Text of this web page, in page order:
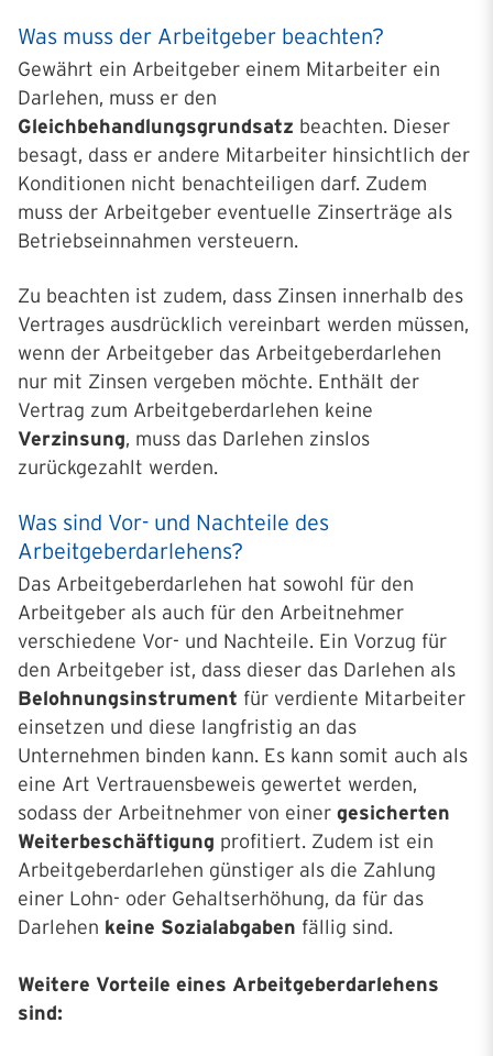
Was muss der Arbeitgeber beachten?
Gewährt ein Arbeitgeber einem Mitarbeiter ein
Darlehen, muss er den
Gleichbehandlungsgrundsatz beachten. Dieser
besagt, dass er andere Mitarbeiter hinsichtlich der
Konditionen nicht benachteiligen darf. Zudem
muss der Arbeitgeber eventuelle Zinserträge als
Betriebseinnahmen versteuern.
Zu beachten ist zudem, dass Zinsen innerhalb des
Vertrages ausdrücklich vereinbart werden müssen,
wenn der Arbeitgeber das Arbeitgeberdarlehen
nur mit Zinsen vergeben möchte. Enthält der
Vertrag zum Arbeitgeberdarlehen keine
Verzinsung, muss das Darlehen zinslos
zurückgezahlt werden.
Was sind Vor- und Nachteile des
Arbeitgeberdarlehens?
Das Arbeitgeberdarlehen hat sowohl für den
Arbeitgeber als auch für den Arbeitnehmer
verschiedene Vor- und Nachteile. Ein Vorzug für
den Arbeitgeber ist, dass dieser das Darlehen als
Belohnungsinstrument für verdiente Mitarbeiter
einsetzen und diese langfristig an das
Unternehmen binden kann. Es kann somit auch als
eine Art Vertrauensbeweis gewertet werden,
sodass der Arbeitnehmer von einer gesicherten
Weiterbeschäftigung profitiert. Zudem ist ein
Arbeitgeberdarlehen günstiger als die Zahlung
einer Lohn- oder Gehaltserhöhung, da für das
Darlehen keine Sozialabgaben fällig sind.
Weitere Vorteile eines Arbeitgeberdarlehens
sind: